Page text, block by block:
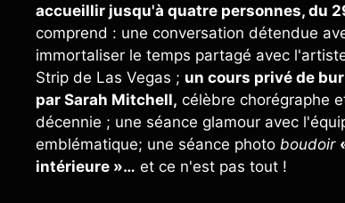
accueillir jusqu'à quatre personnes, du
comprend : une conversation détendue
immortaliser le temps partagé avec
Strip de Las Vegas ; un cours privé de
par Sarah Mitchell, célèbre chorégraphe
décennie ; une séance glamour avec
emblématique; une séance photo boudoir
intérieure »… et ce n'est pas tout !